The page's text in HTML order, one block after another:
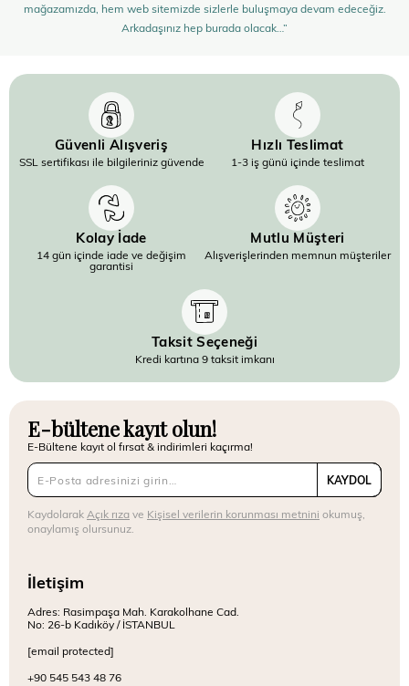
mağazamızda, hem web sitemizde sizlerle buluşmaya devam edeceğiz.
Arkadaşınız hep burada olacak…”
Güvenli Alışveriş
SSL sertifikası ile bilgileriniz güvende
Hızlı Teslimat
1-3 iş günü içinde teslimat
Kolay İade
14 gün içinde iade ve değişim
garantisi
Mutlu Müşteri
Alışverişlerinden memnun müşteriler
Taksit Seçeneği
Kredi kartına 9 taksit imkanı
E-bültene kayıt olun!
E-Bültene kayıt ol fırsat & indirimleri kaçırma!
KAYDOL
Kaydolarak Açık rızave Kişisel verilerin korunması metnini okumuş,
onaylamış olursunuz.
İletişim
Adres: Rasimpaşa Mah. Karakolhane Cad.
No: 26-b Kadıköy / İSTANBUL
[email protected]
+90 545 543 48 76